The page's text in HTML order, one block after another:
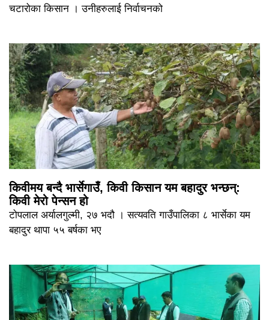
चटारोका किसान । उनीहरुलाई निर्वाचनको
किवीमय बन्दै भार्सेगाउँ, किवी किसान यम बहादुर भन्छन्:
किवी मेरो पेन्सन हो
टोपलाल अर्यालगुल्मी, २७ भदौ । सत्यवति गाउँपालिका ८ भार्सेका यम
बहादुर थापा ५५ बर्षका भए